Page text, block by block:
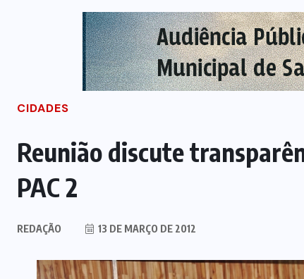
CIDADES
Reunião discute
PAC 2
REDAÇÃO 13 DE MARÇO DE 2012